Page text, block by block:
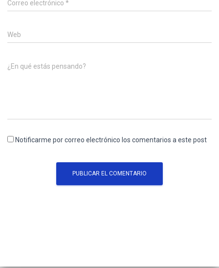
Correo electrónico *
Web
¿En qué estás pensando?
Notificarme por correo electrónico los comentarios a este post